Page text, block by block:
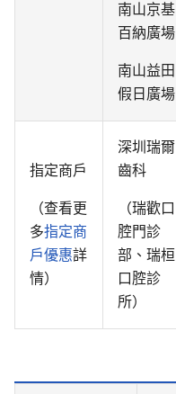
南山京基
百納廣場
南山益田
假日廣場
指定商戶
（查看更
多指定商
戶優惠詳
情）
深圳瑞爾
齒科
（瑞歡口
腔門診
部、瑞桓
口腔診
所）